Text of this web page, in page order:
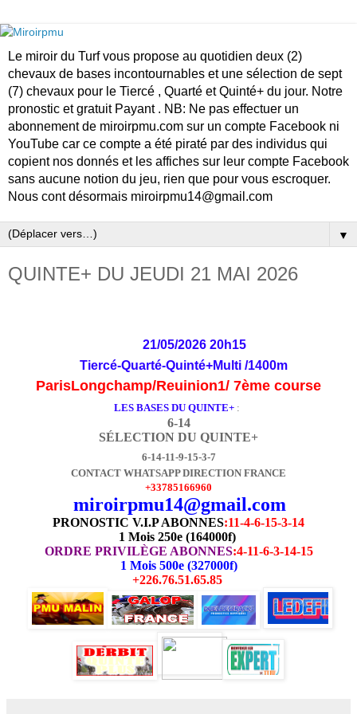
Le miroir du Turf vous propose au quotidien deux (2)
chevaux de bases incontournables et une sélection de sept
(7) chevaux pour le Tiercé , Quarté et Quinté+ du jour. Notre
pronostic et gratuit Payant . NB: Ne pas effectuer un
abonnement de miroirpmu.com sur un compte Facebook ni
YouTube car ce compte a été piraté par des individus qui
copient nos donnés et les affiches sur leur compte Facebook
sans aucune notion du jeu, rien que pour vous escroquer.
Nous cont désormais miroirpmu14@gmail.com
▼
QUINTE+ DU JEUDI 21 MAI 2026
21/05/2026 20h15
Tiercé-Quarté-Quinté+Multi /1400m
ParisLongchamp/Reuinion1/ 7ème course
LES BASES DU QUINTE+ :
6-14
SÉLECTION DU QUINTE+
6-14-11-9-15-3-7
CONTACT WHATSAPP DIRECTION FRANCE
+33785166960
miroirpmu14@gmail.com
PRONOSTIC V.I.P ABONNES:11-4-6-15-3-14
1 Mois 250e (164000f)
ORDRE PRIVILÈGE ABONNES:4-11-6-3-14-15
1 Mois 500e (327000f)
+226.76.51.65.85